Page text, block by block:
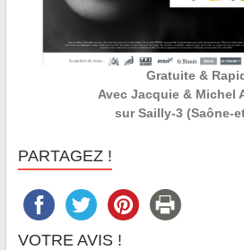
Gratuite &
Avec Jacquie & Michel
sur Sailly-3 (Saône-
PARTAGEZ !
VOTRE AVIS !